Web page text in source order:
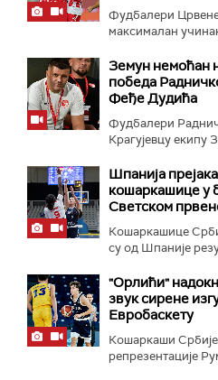
Фудбалери
максималан
Земун немоћан
победа
Феђе Дудића
Фудбалери
Крагујевцу екипу
Шпанија
кошаркашице у
Светском
Кошаркашице
су од Шпаније
"Орлићи"
звук сирене
Евробаскету
Кошаркаши
репрезентације